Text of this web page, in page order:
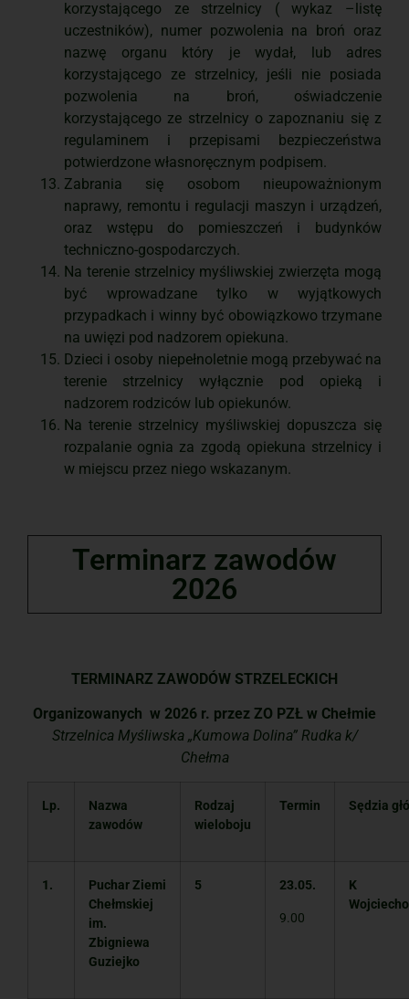
korzystającego ze strzelnicy ( wykaz –listę
uczestników), numer pozwolenia na broń oraz
nazwę organu który je wydał, lub adres
korzystającego ze strzelnicy, jeśli nie posiada
pozwolenia na broń, oświadczenie
korzystającego ze strzelnicy o zapoznaniu się z
regulaminem i przepisami bezpieczeństwa
potwierdzone własnoręcznym podpisem.
Zabrania się osobom nieupoważnionym
naprawy, remontu i regulacji maszyn i urządzeń,
oraz wstępu do pomieszczeń i budynków
techniczno-gospodarczych.
Na terenie strzelnicy myśliwskiej zwierzęta mogą
być wprowadzane tylko w wyjątkowych
przypadkach i winny być obowiązkowo trzymane
na uwięzi pod nadzorem opiekuna.
Dzieci i osoby niepełnoletnie mogą przebywać na
terenie strzelnicy wyłącznie pod opieką i
nadzorem rodziców lub opiekunów.
Na terenie strzelnicy myśliwskiej dopuszcza się
rozpalanie ognia za zgodą opiekuna strzelnicy i
w miejscu przez niego wskazanym.
Terminarz zawodów
2026
TERMINARZ ZAWODÓW STRZELECKICH
Organizowanych w 2026 r. przez ZO PZŁ w Chełmie
Strzelnica Myśliwska „Kumowa Dolina” Rudka k/
Chełma
Lp.
Nazwa
zawodów
Rodzaj
wieloboju
Termin Sędzia
1.
Puchar Ziemi
Chełmskiej
im.
Zbigniewa
Guziejko
5 23.05.
9.00
K